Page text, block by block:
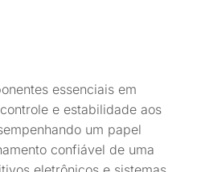
essenciais em
e estabilidade aos
um papel
confiável de uma